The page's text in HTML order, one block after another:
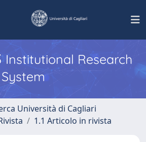
Institutional Research
Università di Cagliari
1.1 Articolo in rivista